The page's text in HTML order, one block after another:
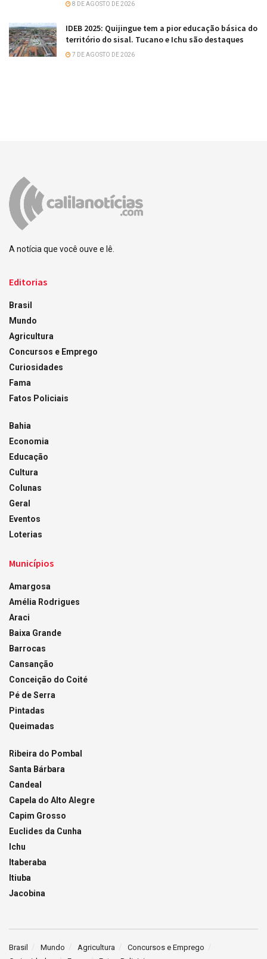
8 DE AGOSTO DE 2026
IDEB 2025: Quijingue tem a pior educação básica do
território do sisal. Tucano e Ichu são destaques
7 DE AGOSTO DE 2026
A notícia que você ouve e lê.
Editorias
Brasil
Mundo
Agricultura
Concursos e Emprego
Curiosidades
Fama
Fatos Policiais
Bahia
Economia
Educação
Cultura
Colunas
Geral
Eventos
Loterias
Municípios
Amargosa
Amélia Rodrigues
Araci
Baixa Grande
Barrocas
Cansanção
Conceição do Coité
Pé de Serra
Pintadas
Queimadas
Ribeira do Pombal
Santa Bárbara
Candeal
Capela do Alto Alegre
Capim Grosso
Euclides da Cunha
Ichu
Itaberaba
Itiuba
Jacobina
Brasil Mundo Agricultura
Concursos e Emprego